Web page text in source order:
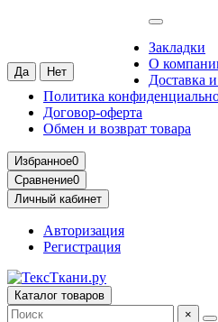
Закладки
О
Доставка
Политика
Договор-оферта
Обмен и возврат товара
Избранное0
Сравнение0
Личный кабинет
Авторизация
Регистрация
Каталог товаров
×